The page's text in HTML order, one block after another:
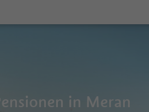
in Meran